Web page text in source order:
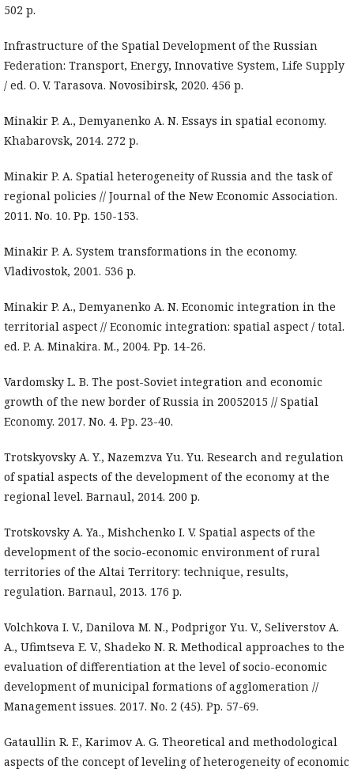
502 p.
Infrastructure of the Spatial Development of the Russian
Federation: Transport, Energy, Innovative System, Life Supply
/ ed. O. V. Tarasova. Novosibirsk, 2020. 456 р.
Minakir P. A., Demyanenko A. N. Essays in spatial economy.
Khabarovsk, 2014. 272 p.
Minakir P. A. Spatial heterogeneity of Russia and the task of
regional policies // Journal of the New Economic Association.
2011. No. 10. Pp. 150-153.
Minakir P. A. System transformations in the economy.
Vladivostok, 2001. 536 p.
Minakir P. A., Demyanenko A. N. Economic integration in the
territorial aspect // Economic integration: spatial aspect / total.
ed. P. A. Minakira. M., 2004. Pp. 14-26.
Vardomsky L. B. The post-Soviet integration and economic
growth of the new border of Russia in 20052015 // Spatial
Economy. 2017. No. 4. Pp. 23-40.
Trotskyovsky A. Y., Nazemzva Yu. Yu. Research and regulation
of spatial aspects of the development of the economy at the
regional level. Barnaul, 2014. 200 p.
Trotskovsky A. Ya., Mishchenko I. V. Spatial aspects of the
development of the socio-economic environment of rural
territories of the Altai Territory: technique, results,
regulation. Barnaul, 2013. 176 p.
Volchkova I. V., Danilova M. N., Podprigor Yu. V., Seliverstov A.
A., Ufimtseva E. V., Shadeko N. R. Methodical approaches to the
evaluation of differentiation at the level of socio-economic
development of municipal formations of agglomeration //
Management issues. 2017. No. 2 (45). Pp. 57-69.
Gataullin R. F., Karimov A. G. Theoretical and methodological
aspects of the concept of leveling of heterogeneity of economic